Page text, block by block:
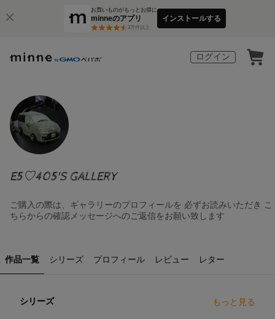
お買いものがもっとお得に
minneのアプリ
3万件以上
インストールする
ログイン
E5♡405'S GALLERY
ご購入の際は、ギャラリーのプロフィールを 必ずお読みいただき こ
ちらからの確認メッセージへのご返信をお願い致します
作品一覧 シリーズ プロフィール レビュー レター
シリーズ もっと見る